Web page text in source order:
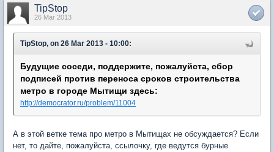
TipStop
26 Mar 2013
TipStop, on 26 Mar 2013 - 10:00:
Будущие соседи, поддержите, пожалуйста, сбор
подписей против переноса сроков строительства
метро в городе Мытищи здесь:
http://democrator.ru/problem/11004
А в этой ветке тема про метро в Мытищах не обсуждается? Если
нет, то дайте, пожалуйста, ссылочку, где ведутся бурные